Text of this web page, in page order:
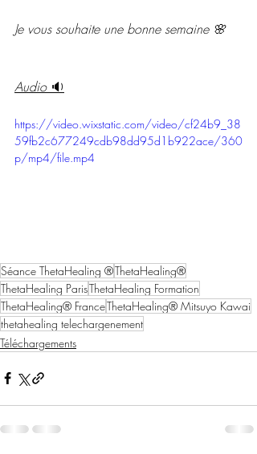
Je vous souhaite une bonne semaine 🌸
Audio 🔉
https://video.wixstatic.com/video/cf24b9_38
59fb2c677249cdb98dd95d1b922ace/360
p/mp4/file.mp4
Séance ThetaHealing ®ThetaHealing®
ThetaHealing ParisThetaHealing Formation
ThetaHealing® FranceThetaHealing® Mitsuyo Kawai
thetahealing telechargenement
Téléchargements